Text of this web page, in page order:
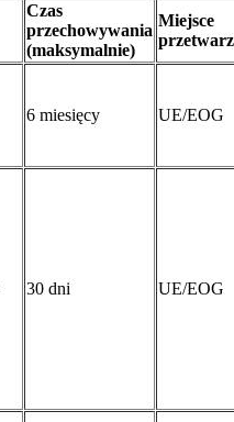
Czas
przechowywania
(maksymalnie)
Miejsce
6 miesięcy UE/EOG
30 dni UE/EOG